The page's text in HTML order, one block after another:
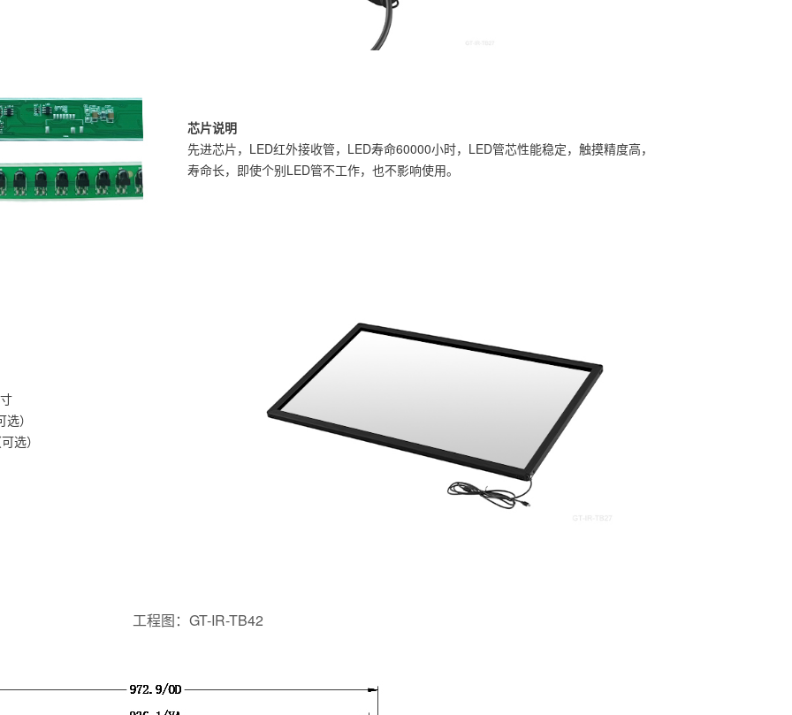
芯片说明
先进芯片，LED红外接收管，LED寿命60000小时，LED管芯性能稳定，触摸精度高，
寿命长，即使个别LED管不工作，也不影响使用。
）
选）
工程图：GT-IR-TB42